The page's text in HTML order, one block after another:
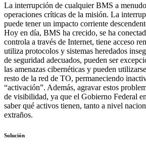
La interrupción de cualquier BMS a
operaciones críticas de la misión. La
puede tener un impacto corriente
Hoy en día, BMS ha crecido, se ha
controla a través de Internet, tiene acceso
utiliza protocolos y sistemas heredados
de seguridad adecuados, pueden ser
las amenazas cibernéticas y pueden
resto de la red de TO, permaneciendo
“activación”. Además, agravar estos
de visibilidad, ya que el Gobierno Federal
saber qué activos tienen, tanto a nivel
extraños.
Solución